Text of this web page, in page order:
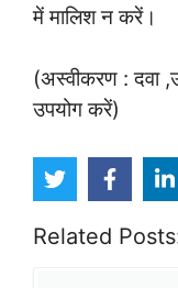
में मालिश न करें।
(अस्वीकरण : दवा
उपयोग करें)
Related